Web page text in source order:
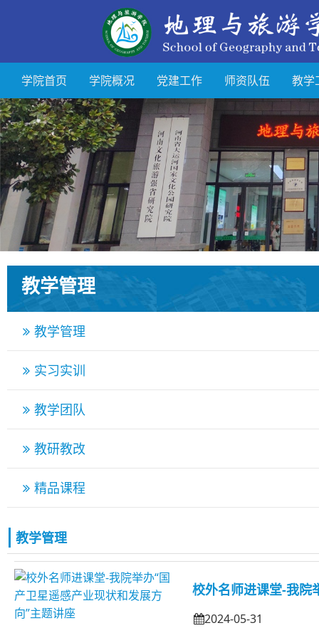
学院首页 学院概况 党建工作 师资队伍 教学
教学管理
教学管理
实习实训
教学团队
教研教改
精品课程
教学管理
校外名师进课堂-我院
2024-05-31